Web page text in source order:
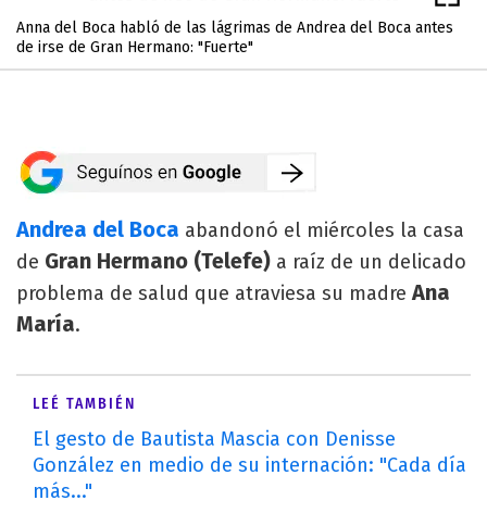
Anna del Boca habló de las lágrimas de Andrea del Boca antes
de irse de Gran Hermano: "Fuerte"
Andrea del Boca abandonó el miércoles la casa
de Gran Hermano (Telefe) a raíz de un delicado
problema de salud que atraviesa su madre Ana
María.
LEÉ TAMBIÉN
El gesto de Bautista Mascia con Denisse
González en medio de su internación: "Cada día
más..."